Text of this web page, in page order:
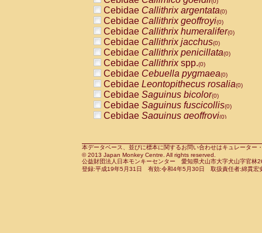
PitheciidaeCallicebus torquatus
PitheciidaeCallicebusspp.(0)
PitheciidaeChiropotes satanas(0)
PitheciidaePithecia monachus
PitheciidaePithecia pithecia(0)
CercopithecidaeCercocebus agilis
CercopithecidaeCercocebus
CercopithecidaeCercocebus
CercopithecidaeCercocebus
CercopithecidaeCercocebus
CercopithecidaeCercocebushybrid
CercopithecidaePapio anubis(0)
CercopithecidaePapio cynocephalus
CercopithecidaePapio hamadryas(0)
Cebidae Callithrix argentata(0)
Cebidae Callithrix geoffroyi(0)
Cebidae Callithrix humeralifer(0)
Cebidae Callithrix jacchus(0)
Cebidae Callithrix penicillata(0)
Cebidae Callithrixspp.(0)
Cebidae Cebuella pygmaea(0)
Cebidae Leontopithecus rosalia(0)
Cebidae Saguinus bicolor(0)
Cebidae Saguinus fuscicollis(0)
Cebidae Saguinus geoffroyi(0)
CebidaeSaguinus leucopus(0)
CebidaeSaguinus midas(0)
Cebidae Saguinus mystax(0)
本データベース、並びに標本に関するお問い合わせはキュレータ
© 2013 Japan Monkey Centre. All rights reserved.
公益財団法人日本モンキーセンター 愛知県犬山市大字犬山字官
登録:平成19年5月31日 有効:令和4年5月30日 取扱責任者:綿貫宏